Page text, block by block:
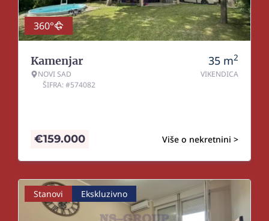
360°
Kamenjar
NOVI SAD
ŠIFRA: #574082
35 m2
VIKENDICA
Više o nekretnini >
€159.000
Stanovi Ekskluzivno